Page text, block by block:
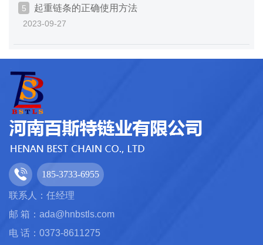
5 起重链条的正确使用方法
2023-09-27
185-3733-6955
联系人：任经理
邮 箱：ada@hnbstls.com
电 话：0373-8611275